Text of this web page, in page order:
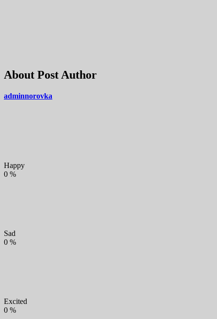
About Post Author
adminnorovka
Happy
0 %
Sad
0 %
Excited
0 %